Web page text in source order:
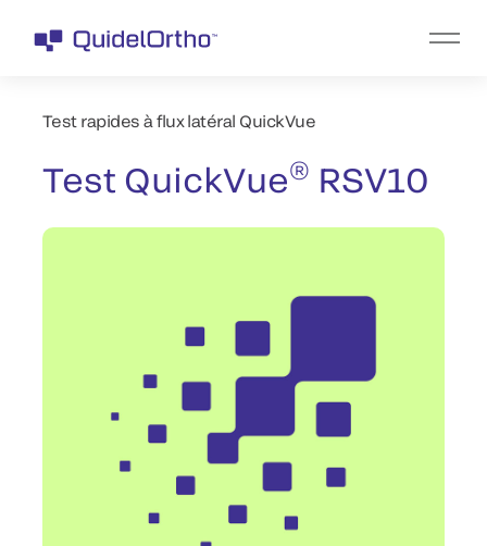
Test rapides à flux latéral QuickVue
Test QuickVue® RSV10